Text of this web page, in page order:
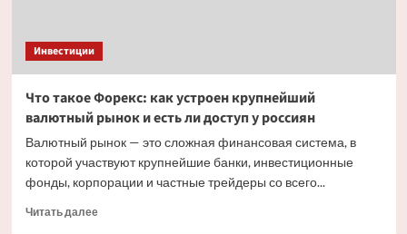
Инвестиции
Что такое Форекс: как устроен крупнейший
валютный рынок и есть ли доступ у россиян
Валютный рынок — это сложная финансовая система, в
которой участвуют крупнейшие банки, инвестиционные
фонды, корпорации и частные трейдеры со всего...
Читать далееПрочитать